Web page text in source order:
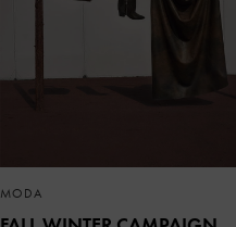
MODA